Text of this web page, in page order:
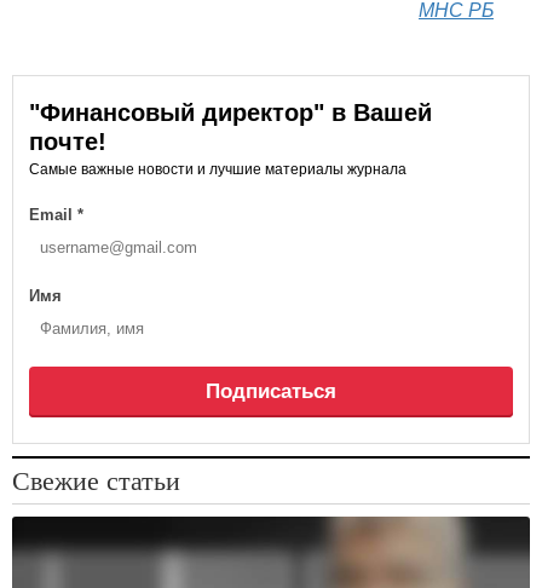
МНС РБ
"Финансовый директор" в Вашей
почте!
Самые важные новости и лучшие материалы журнала
Email *
Имя
Подписаться
Свежие статьи